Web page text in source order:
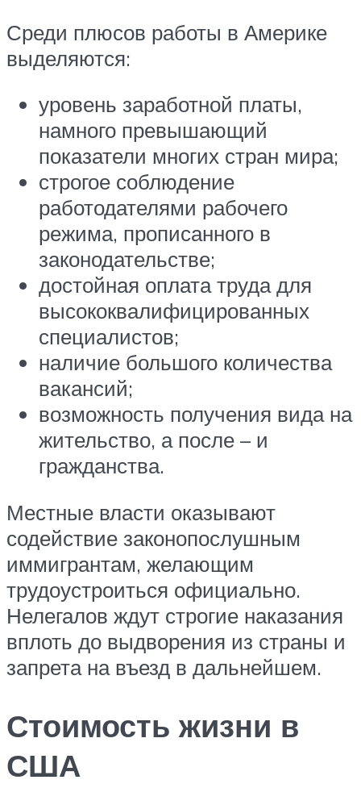
Среди плюсов работы в Америке
выделяются:
уровень заработной платы,
намного превышающий
показатели многих стран мира;
строгое соблюдение
работодателями рабочего
режима, прописанного в
законодательстве;
достойная оплата труда для
высококвалифицированных
специалистов;
наличие большого количества
вакансий;
возможность получения вида на
жительство, а после – и
гражданства.
Местные власти оказывают
содействие законопослушным
иммигрантам, желающим
трудоустроиться официально.
Нелегалов ждут строгие наказания
вплоть до выдворения из страны и
запрета на въезд в дальнейшем.
Стоимость жизни в
США